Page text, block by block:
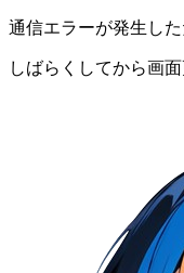
通信エラーが発生した
しばらくしてから画